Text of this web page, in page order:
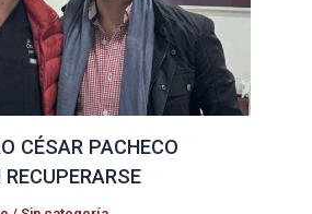
CÉSAR PACHECO